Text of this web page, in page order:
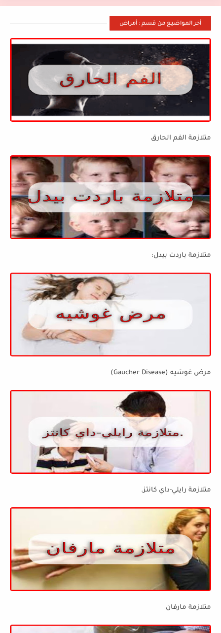
أخر المواضيع من قسم : أمراض
متلازمة الفم الحارق
متلازمة باردت بيدل:
مرض غوشيه (Gaucher Disease)
متلازمة رايلي-داي كانتز.
متلازمة مارفان